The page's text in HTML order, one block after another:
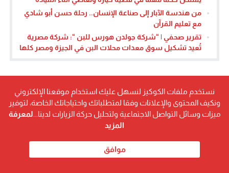
من هندسة الآبار إلى صناعة الإنسان.. رحلة حسن أبو شادي
مع تعليم القرآن
تقرير صحفي | “شركة جولدن هورس للبن “: شركة مصرية
تُعيد تشكيل سوق معدات محلات البن في الجيزة ومصر كلها
نستخدم ملفات الكوكيز لنسهل عليك استخدام موقعنا الإلكتروني
ونكيف المحتوى والإعلانات وفقا لمتطلباتك واحتياجاتك الخاصة، لتوفير
ميزات وسائل التواصل الاجتماعية ولتحليل حركة الزيارات لدينا... لمعرفة
المزيد
موافق